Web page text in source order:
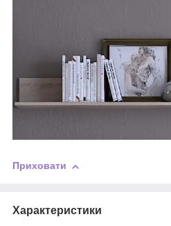
Приховати
Характеристики